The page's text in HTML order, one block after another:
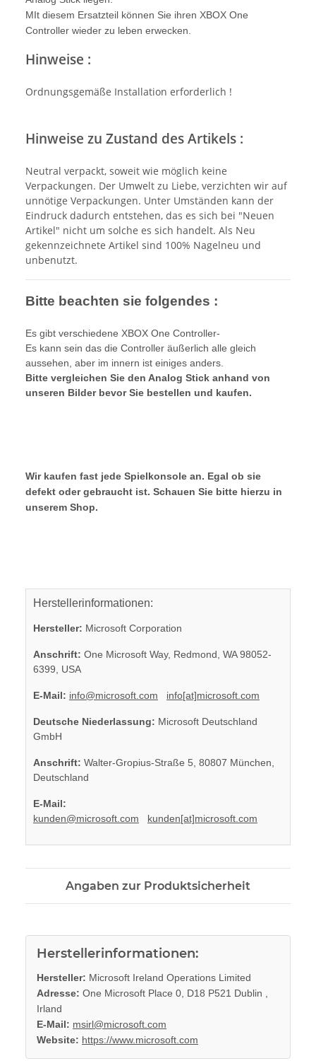
MIt diesem Ersatzteil können Sie ihren XBOX One
Controller wieder zu leben erwecken.
Hinweise :
Ordnungsgemäße Installation erforderlich !
Hinweise zu Zustand des Artikels :
Neutral verpackt, soweit wie möglich keine
Verpackungen. Der Umwelt zu Liebe, verzichten wir auf
unnötige Verpackungen. Unter Umständen kann der
Eindruck dadurch entstehen, das es sich bei "Neuen
Artikel" nicht um solche es sich handelt. Als Neu
gekennzeichnete Artikel sind 100% Nagelneu und
unbenutzt.
Bitte beachten sie folgendes :
Es gibt verschiedene XBOX One Controller-
Es kann sein das die Controller äußerlich alle gleich
aussehen, aber im innern ist einiges anders.
Bitte vergleichen Sie den Analog Stick anhand von
unseren Bilder bevor Sie bestellen und kaufen.
Wir kaufen fast jede Spielkonsole an. Egal ob sie
defekt oder gebraucht ist. Schauen Sie bitte hierzu in
unserem Shop.
Herstellerinformationen:
Hersteller: Microsoft Corporation
Anschrift: One Microsoft Way, Redmond, WA 98052-
6399, USA
E-Mail: info@microsoft.com info[at]microsoft.com
Deutsche Niederlassung: Microsoft Deutschland
GmbH
Anschrift: Walter-Gropius-Straße 5, 80807 München,
Deutschland
E-Mail:
kunden@microsoft.com
kunden[at]microsoft.com
Angaben zur Produktsicherheit
Herstellerinformationen:
Hersteller: Microsoft Ireland Operations Limited
Adresse: One Microsoft Place 0, D18 P521 Dublin ,
Irland
E-Mail: msirl@microsoft.com
Website: https://www.microsoft.com